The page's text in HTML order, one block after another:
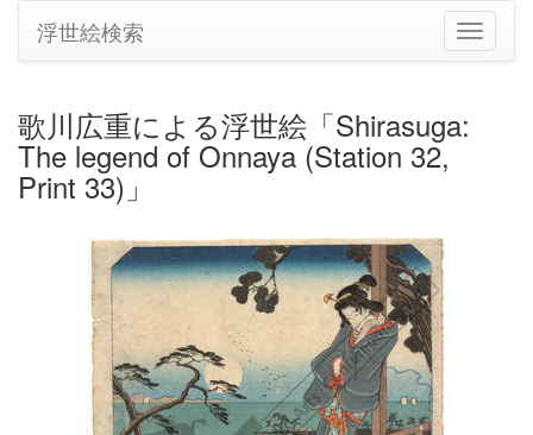
ナ
ビ
浮世絵検索
歌川広重による浮世絵「Shirasuga:
The legend of Onnaya (Station 32,
Print 33)」